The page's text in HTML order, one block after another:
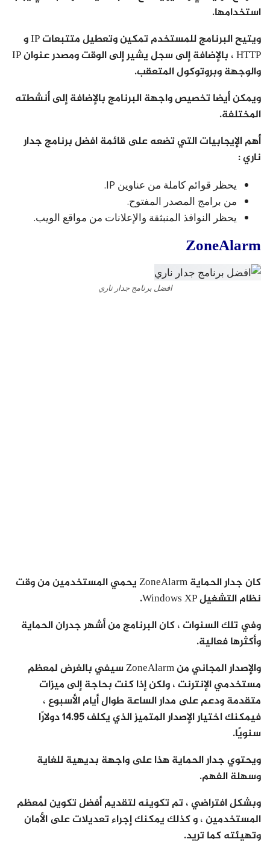
استخدامها.
ويتيح البرنامج للمستخدم تمكين وتعطيل متتبعات IP و
HTTP ، بالإضافة إلى سجل يشير إلى الوقت ومصدر عنوان IP
والوجهة وبروتوكول المتعقب.
ويمكن أيضا تخصيص واجهة البرنامج بالإضافة إلى أنشطته
المختلفة.
أهم الإيجابيات التي تضعه على قائمة افضل برنامج جدار
ناري :
يحظر قوائم كاملة من عناوين IP.
من برامج المصدر المفتوح.
يحظر النوافذ المنبثقة والإعلانات من مواقع الويب.
ZoneAlarm
افضل برنامج جدار ناري
كان جدار الحماية ZoneAlarm يحمي المستخدمين من وقت
نظام التشغيل Windows XP.
وفي تلك السنوات ، كان البرنامج من أشهر جدران الحماية
وأكثرها فعالية.
والإصدار المجاني من ZoneAlarm سيفي بالغرض لمعظم
مستخدمي الإنترنت ، ولكن إذا كنت بحاجة إلى ميزات
متقدمة ودعم على مدار الساعة طوال أيام الأسبوع ،
فيمكنك اختيار الإصدار المتميز الذي يكلف 14.95 دولارًا
سنويًا.
ويحتوي جدار الحماية هذا على واجهة بديهية للغاية
وسهلة الفهم.
وبشكل افتراضي ، تم تكوينه لتقديم أفضل تكوين لمعظم
المستخدمين ، و كذلك يمكنك إجراء تعديلات على الأمان
وتهيئته كما تريد.